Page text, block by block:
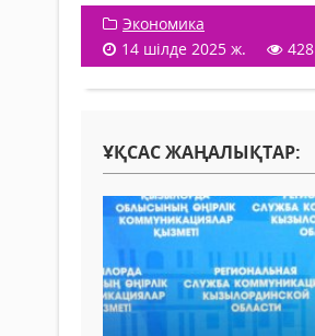
Экономика
14 шілде 2025 ж.
428
ҰҚСАС ЖАҢАЛЫҚТАР: